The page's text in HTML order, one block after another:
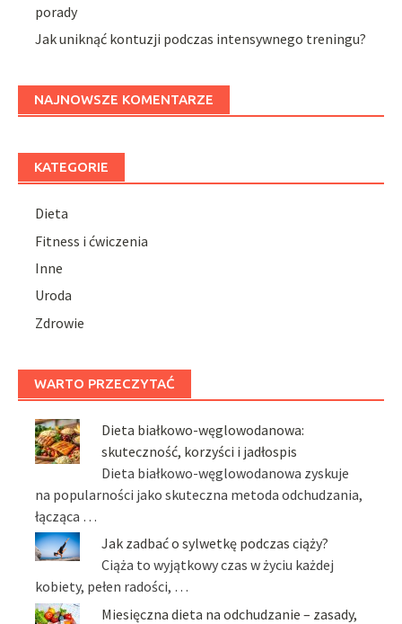
porady
Jak uniknąć kontuzji podczas intensywnego treningu?
NAJNOWSZE KOMENTARZE
KATEGORIE
Dieta
Fitness i ćwiczenia
Inne
Uroda
Zdrowie
WARTO PRZECZYTAĆ
Dieta białkowo-węglowodanowa:
skuteczność, korzyści i jadłospis
Dieta białkowo-węglowodanowa zyskuje
na popularności jako skuteczna metoda odchudzania,
łącząca …
Jak zadbać o sylwetkę podczas ciąży?
Ciąża to wyjątkowy czas w życiu każdej
kobiety, pełen radości, …
Miesięczna dieta na odchudzanie – zasady,